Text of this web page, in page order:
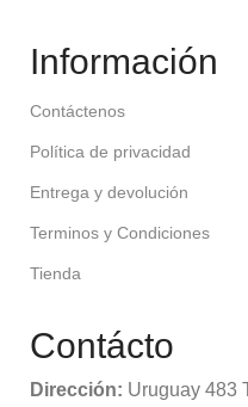
Información
Contáctenos
Política de privacidad
Entrega y devolución
Terminos y Condiciones
Tienda
Contácto
Dirección: Uruguay 483